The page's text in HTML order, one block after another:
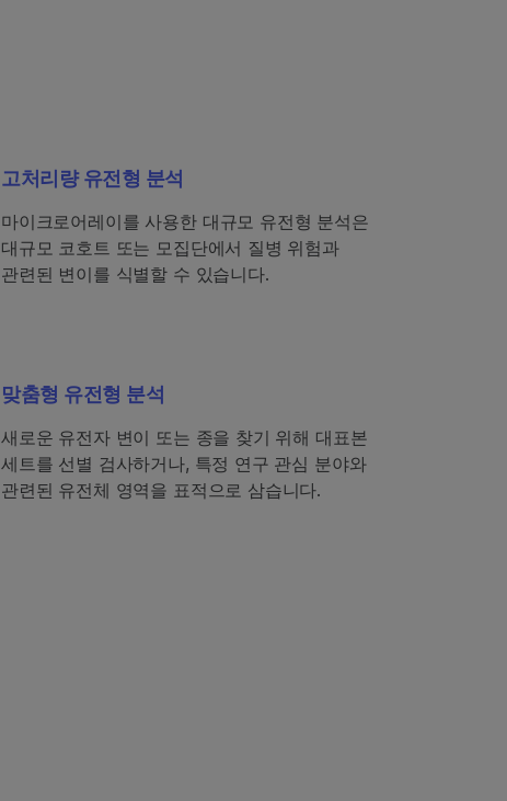
고처리량 유전형 분석
마이크로어레이를 사용한 대규모 유전형 분석은
대규모 코호트 또는 모집단에서 질병 위험과
관련된 변이를 식별할 수 있습니다.
맞춤형 유전형 분석
새로운 유전자 변이 또는 종을 찾기 위해 대표본
세트를 선별 검사하거나, 특정 연구 관심 분야와
관련된 유전체 영역을 표적으로 삼습니다.